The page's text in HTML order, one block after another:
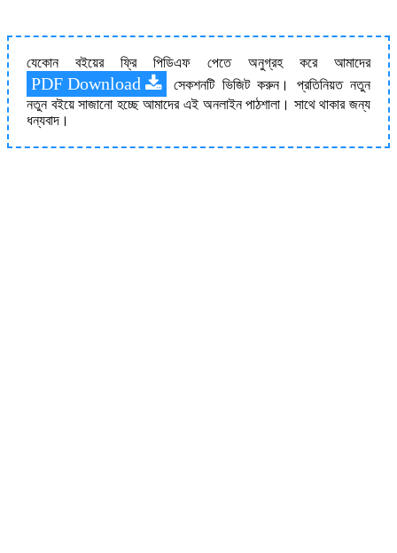
যেকোন বইয়ের ফ্রি পিডিএফ পেতে অনুগ্রহ করে আমাদের
PDF Download
সেকশনটি ভিজিট করুন। প্রতিনিয়ত নতুন
নতুন বইয়ে সাজানো হচ্ছে আমাদের এই অনলাইন পাঠশালা। সাথে থাকার জন্য
ধন্যবাদ।